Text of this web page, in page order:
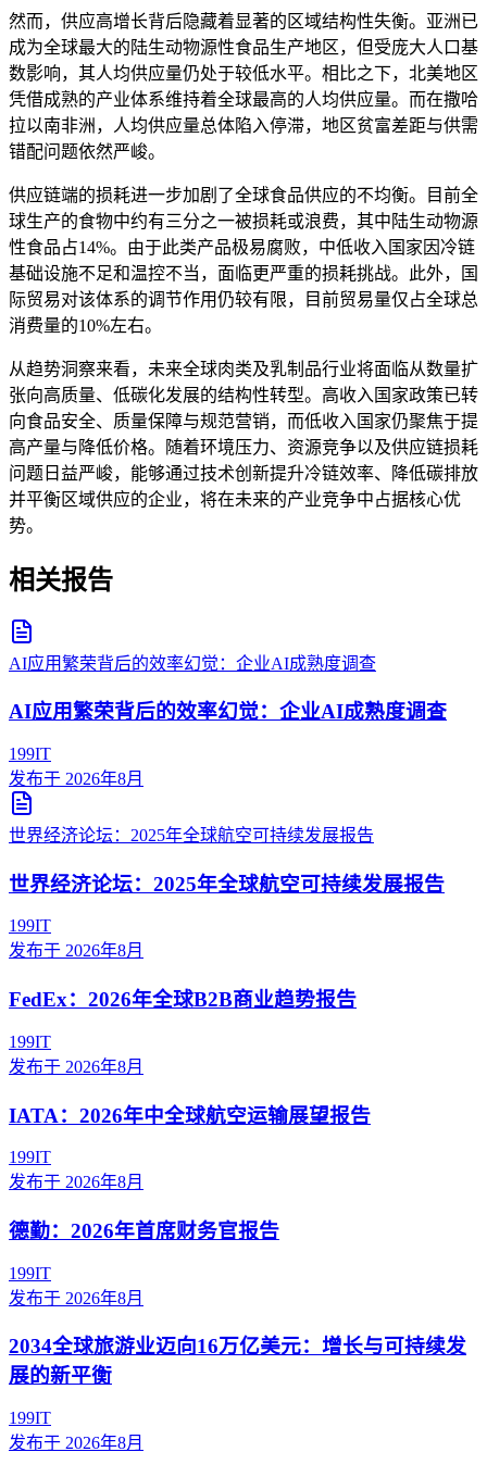
然而，供应高增长背后隐藏着显著的区域结构性失衡。亚洲已
成为全球最大的陆生动物源性食品生产地区，但受庞大人口基
数影响，其人均供应量仍处于较低水平。相比之下，北美地区
凭借成熟的产业体系维持着全球最高的人均供应量。而在撒哈
拉以南非洲，人均供应量总体陷入停滞，地区贫富差距与供需
错配问题依然严峻。
供应链端的损耗进一步加剧了全球食品供应的不均衡。目前全
球生产的食物中约有三分之一被损耗或浪费，其中陆生动物源
性食品占14%。由于此类产品极易腐败，中低收入国家因冷链
基础设施不足和温控不当，面临更严重的损耗挑战。此外，国
际贸易对该体系的调节作用仍较有限，目前贸易量仅占全球总
消费量的10%左右。
从趋势洞察来看，未来全球肉类及乳制品行业将面临从数量扩
张向高质量、低碳化发展的结构性转型。高收入国家政策已转
向食品安全、质量保障与规范营销，而低收入国家仍聚焦于提
高产量与降低价格。随着环境压力、资源竞争以及供应链损耗
问题日益严峻，能够通过技术创新提升冷链效率、降低碳排放
并平衡区域供应的企业，将在未来的产业竞争中占据核心优
势。
相关报告
AI应用繁荣背后的效率幻觉：企业AI成熟度调查
AI应用繁荣背后的效率幻觉：企业AI成熟度调查
199IT
发布于 2026年8月
世界经济论坛：2025年全球航空可持续发展报告
世界经济论坛：2025年全球航空可持续发展报告
199IT
发布于 2026年8月
FedEx：2026年全球B2B商业趋势报告
199IT
发布于 2026年8月
IATA：2026年中全球航空运输展望报告
199IT
发布于 2026年8月
德勤：2026年首席财务官报告
199IT
发布于 2026年8月
2034全球旅游业迈向16万亿美元：增长与可持续发
展的新平衡
199IT
发布于 2026年8月